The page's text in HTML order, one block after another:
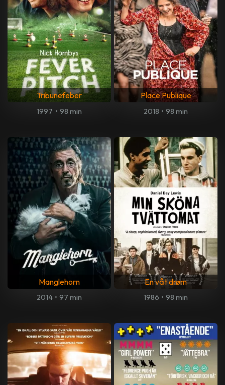
Tribunefeber
1997 • 98 min
Place Publique
2018 • 98 min
Manglehorn
2014 • 97 min
En våt drøm
1986 • 98 min